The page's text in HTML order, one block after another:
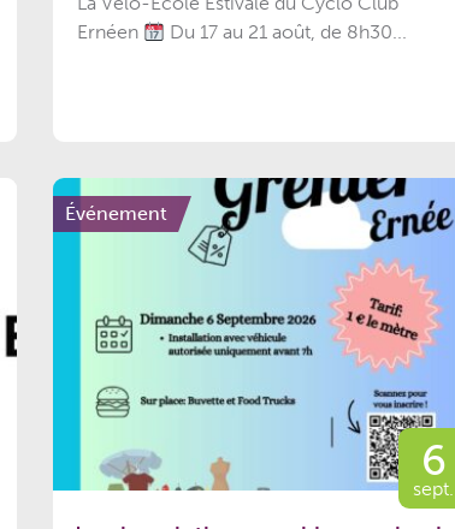
Ernéen
Du 17 au 21 août, de 8h30...
Événement
6
sept.